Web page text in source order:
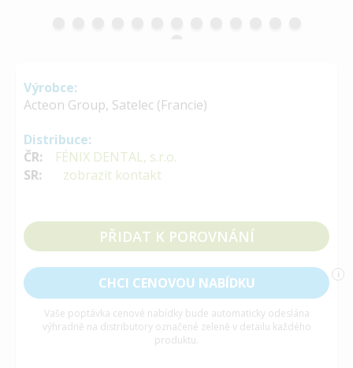
Výrobce:
Acteon Group, Satelec (Francie)
Distribuce:
ČR:
FÉNIX DENTAL, s.r.o.
SR:
zobrazit kontakt
PŘIDAT K POROVNÁNÍ
CHCI CENOVOU NABÍDKU i
Vaše poptávka cenové nabídky bude automaticky odeslána
výhradně na distributory označené zeleně v detailu každého
produktu.